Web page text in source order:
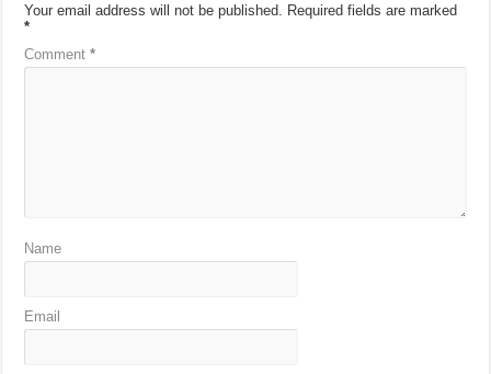
Your email address will not be published. Required fields are marked
*
Comment*
Name
Email